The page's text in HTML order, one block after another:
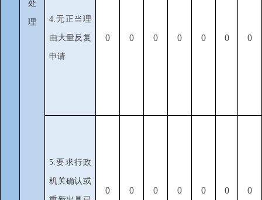
处
理 4.无正当理
由大量反复
申请
0 0 0 0 0 0 0
5.要求行政
机关确认或
0 0 0 0 0 0 0